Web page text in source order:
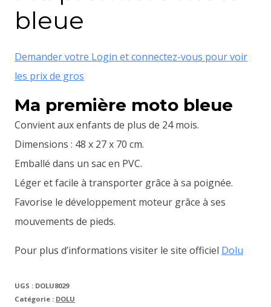
bleue
Demander votre Login et connectez-vous pour voir
les prix de gros
Ma première moto bleue
Convient aux enfants de plus de 24 mois.
Dimensions : 48 x 27 x 70 cm.
Emballé dans un sac en PVC.
Léger et facile à transporter grâce à sa poignée.
Favorise le développement moteur grâce à ses
mouvements de pieds.
Pour plus d’informations visiter le site officiel Dolu
UGS : DOLU8029
Catégorie : DOLU